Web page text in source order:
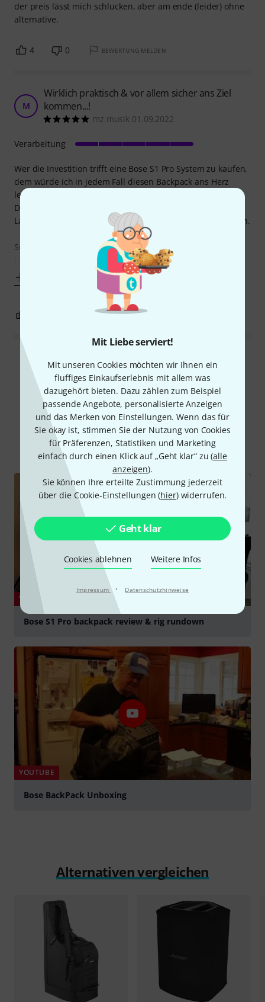
Mit Liebe serviert!
Mit unseren Cookies möchten wir Ihnen ein
fluffiges Einkaufserlebnis mit allem was
dazugehört bieten. Dazu zählen zum Beispiel
passende Angebote, personalisierte Anzeigen
und das Merken von Einstellungen. Wenn das für
Sie okay ist, stimmen Sie der Nutzung von Cookies
für Präferenzen, Statistiken und Marketing
einfach durch einen Klick auf „Geht klar“ zu (alle
anzeigen).
Sie können Ihre erteilte Zustimmung jederzeit
über die Cookie-Einstellungen (hier) widerrufen.
Geht klar
Cookies ablehnen Weitere Infos
Impressum · Datenschutzhinweise
der preis lässt mich schlucken, aber am ende (leider) ohne
alternative.
4 0 BEWERTUNG MELDEN
M
Wirklich praktisch & vor allem sicher ans Ziel
kommen...!
mz.musik 01.09.2022
Wer die Investition trifft eine Bose S1 Pro System zu kaufen,
dem würde ich in jedem Fall diesen Backpack ans Herz
legen.
Durch seine großzügigen Taschen lässt sich neben dem
Lautsprecher auch noch weiteres PA-Zubehör unterbringen.
So lässt sich für verschiedene Gigs sowie Anlässe das
Laufen zwischen Location & Parkplatz auf 1-2 Gänge
Verarbeitung
BEWERTUNG MELDEN
Alle Bewertungen lesen
Schon gewusst?
Alle Videos
YOUTUBE
Bose S1 Pro backpack review & rig rundown
YOUTUBE
Bose BackPack Unboxing
Alternativen vergleichen